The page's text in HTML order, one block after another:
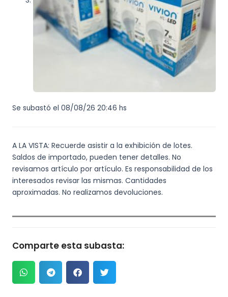
Se subastó el 08/08/26 20:46 hs
A LA VISTA: Recuerde asistir a la exhibición de lotes.
Saldos de importado, pueden tener detalles. No
revisamos artículo por artículo. Es responsabilidad de los
interesados revisar las mismas. Cantidades
aproximadas. No realizamos devoluciones.
Comparte esta subasta: